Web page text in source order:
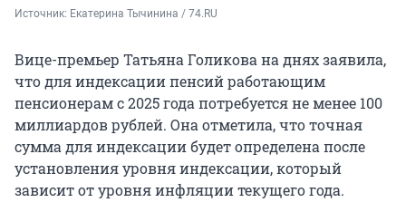
Источник: Екатерина Тычинина / 74.RU
Вице-премьер Татьяна Голикова на днях заявила,
что для индексации пенсий работающим
пенсионерам с 2025 года потребуется не менее 100
миллиардов рублей. Она отметила, что точная
сумма для индексации будет определена после
установления уровня индексации, который
зависит от уровня инфляции текущего года.